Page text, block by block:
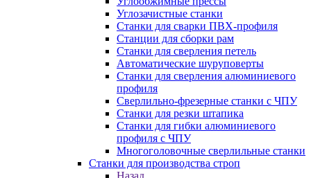
Углозачистные станки
Станки для сварки ПВХ-профиля
Станции для сборки рам
Станки для сверления петель
Автоматические шуруповерты
Станки для сверления алюминиевого
профиля
Сверлильно-фрезерные станки с ЧПУ
Станки для резки штапика
Станки для гибки алюминиевого
профиля с ЧПУ
Многоголовочные сверлильные станки
Станки для производства строп
Назад